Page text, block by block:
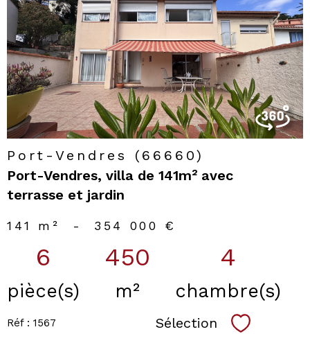
voir le
bien
Port-Vendres (66660)
Port-Vendres, villa de 141m² avec
terrasse et jardin
141 m² - 354 000 €
6
pièce(s)
450
m²
4
chambre(s)
Réf : 1567 Sélection